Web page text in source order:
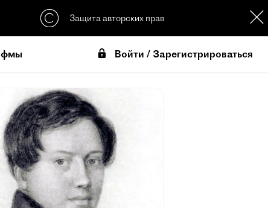
Защита авторских прав
Войти / Зарегистрироваться